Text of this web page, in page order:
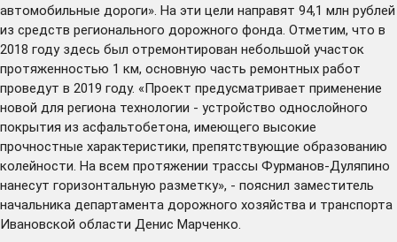
автомобильные дороги». На эти цели направят 94,1 млн рублей
из средств регионального дорожного фонда. Отметим, что в
2018 году здесь был отремонтирован небольшой участок
протяженностью 1 км, основную часть ремонтных работ
проведут в 2019 году. «Проект предусматривает применение
новой для региона технологии - устройство однослойного
покрытия из асфальтобетона, имеющего высокие
прочностные характеристики, препятствующие образованию
колейности. На всем протяжении трассы Фурманов-Дуляпино
нанесут горизонтальную разметку», - пояснил заместитель
начальника департамента дорожного хозяйства и транспорта
Ивановской области Денис Марченко.